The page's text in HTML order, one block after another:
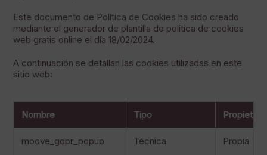
Este documento de Política de Cookies ha sido creado
mediante el generador de plantilla de política de cookies
web gratis online el día 18/02/2024.
A continuación se detallan las cookies utilizadas en este
sitio web:
Nombre Tipo Propietario
moove_gdpr_popup Técnica Propia